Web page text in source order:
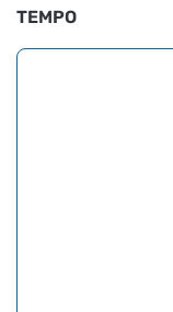
TEMPO